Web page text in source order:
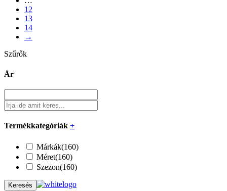
12
13
14
→
Szűrők
Ár
Termékkategóriák +
Márkák(160)
Méret(160)
Szezon(160)
Keresés